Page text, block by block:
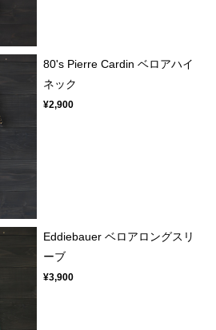
80's Pierre Cardin ベロアハイ
ネック
¥2,900
Eddiebauer ベロアロングスリ
ーブ
¥3,900